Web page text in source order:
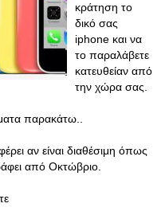
κράτηση το
δικό σας
iphone και να
το παραλάβετε
κατευθείαν από
την χώρα σας.
παρακάτω..
αν είναι διαθέσιμη όπως
από Οκτώβριο.